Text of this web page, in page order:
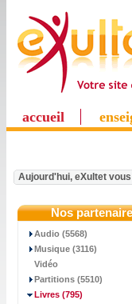
accueil
Aujourd'hui, eXultet
Nos
Audio (5568)
Musique (3116)
Vidéo
Partitions (5510)
Livres (795)